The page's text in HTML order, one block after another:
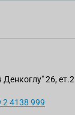
26, ет.2
2 4138 999